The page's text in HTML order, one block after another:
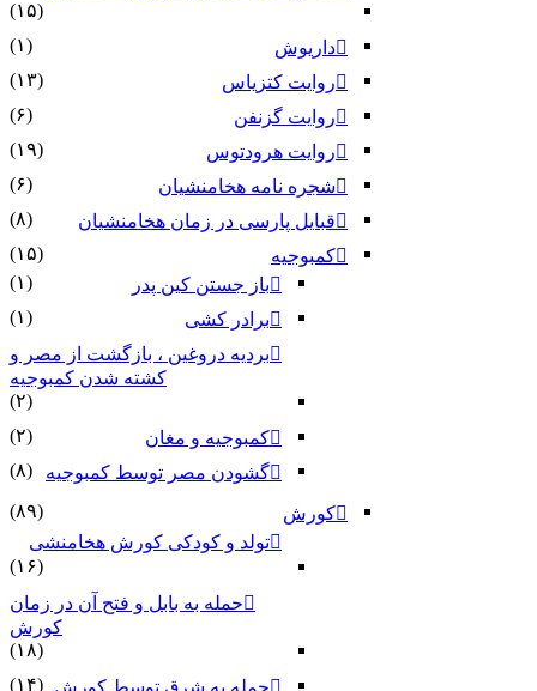
(۱۵)
داریوش
(۱)
روایت کتزیاس
(۱۳)
روایت گزنفن
(۶)
روایت هرودتوس
(۱۹)
شجره نامه هخامنشیان
(۶)
قبایل پارسی در زمان هخامنشیان
(۸)
کمبوجیه
(۱۵)
باز جستن کین پدر
(۱)
برادر کشی
(۱)
بردیه دروغین ، بازگشت از مصر و
کشته شدن کمبوجیه
(۲)
کمبوجیه و مغان
(۲)
گشودن مصر توسط کمبوجیه
(۸)
کورش
(۸۹)
تولد و کودکی کورش هخامنشی
(۱۶)
حمله به بابل و فتح آن در زمان
کورش
(۱۸)
(۱۴)